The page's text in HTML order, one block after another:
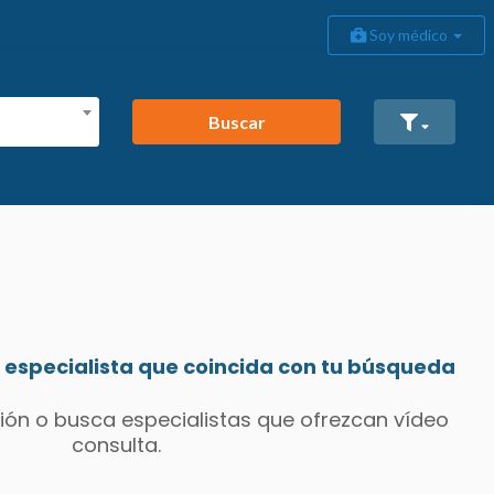
Soy médico
Buscar
que coincida con tu búsqueda
o busca especialistas que ofrezcan vídeo
consulta.